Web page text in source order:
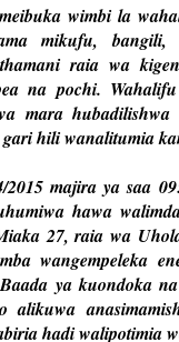
wimbi la
mikufu,
raia wa
na pochi.
mara
hili wanalitumia
2015 majira ya saa
hawa
27, raia wa
wangempeleka
ya kuondoka
alikuwa
hadi walipotimia